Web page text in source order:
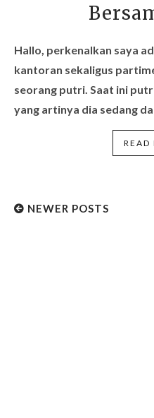
Hallo, perkenalkan saya
kantoran sekaligus
seorang putri. Saat ini
yang artinya dia sedang
READ
NEWER POSTS